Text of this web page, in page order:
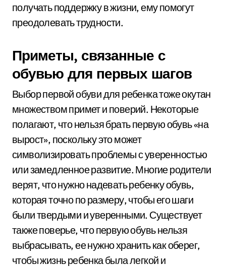
получать поддержку в жизни, ему помогут
преодолевать трудности.
Приметы, связанные с
обувью для первых шагов
Выбор первой обуви для ребенка тоже окутан
множеством примет и поверий. Некоторые
полагают, что нельзя брать первую обувь «на
вырост», поскольку это может
символизировать проблемы с уверенностью
или замедленное развитие. Многие родители
верят, что нужно надевать ребенку обувь,
которая точно по размеру, чтобы его шаги
были твердыми и уверенными. Существует
также поверье, что первую обувь нельзя
выбрасывать, ее нужно хранить как оберег,
чтобы жизнь ребенка была легкой и